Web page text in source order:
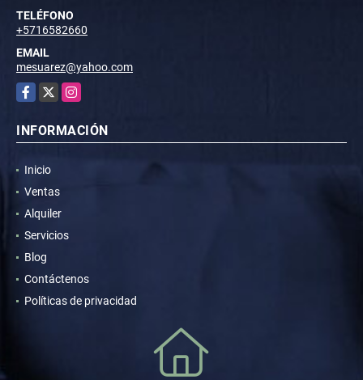
TELÉFONO
+5716582660
EMAIL
mesuarez@yahoo.com
Facebook
X Instagram
INFORMACIÓN
Inicio
Ventas
Alquiler
Servicios
Blog
Contáctenos
Políticas de privacidad